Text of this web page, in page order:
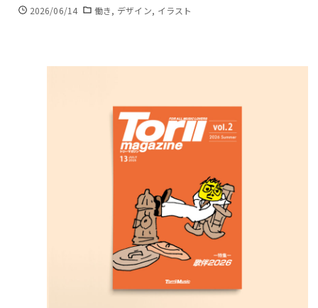
2026/06/14 働き デザイン イラスト